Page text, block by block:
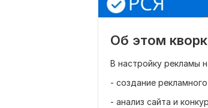
Об этом
В настройку рекламы
- создание
- анализ сайта и